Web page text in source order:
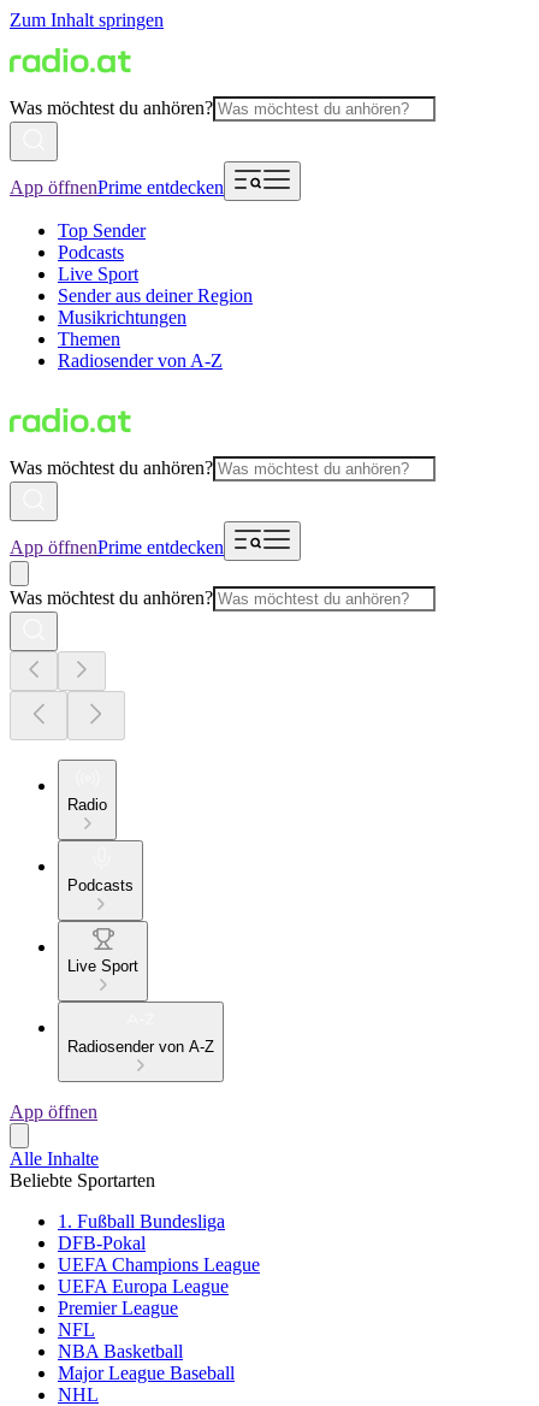
Zum Inhalt springen
Was möchtest du anhören?
App öffnenPrime entdecken
Top Sender
Podcasts
Live Sport
Sender aus deiner Region
Musikrichtungen
Themen
Radiosender von A-Z
Was möchtest du anhören?
App öffnenPrime entdecken
Was möchtest du anhören?
Radio
Podcasts
Live Sport
Radiosender von A-Z
App öffnen
Alle Inhalte
Beliebte Sportarten
1. Fußball Bundesliga
DFB-Pokal
UEFA Champions League
UEFA Europa League
Premier League
NFL
NBA Basketball
Major League Baseball
NHL